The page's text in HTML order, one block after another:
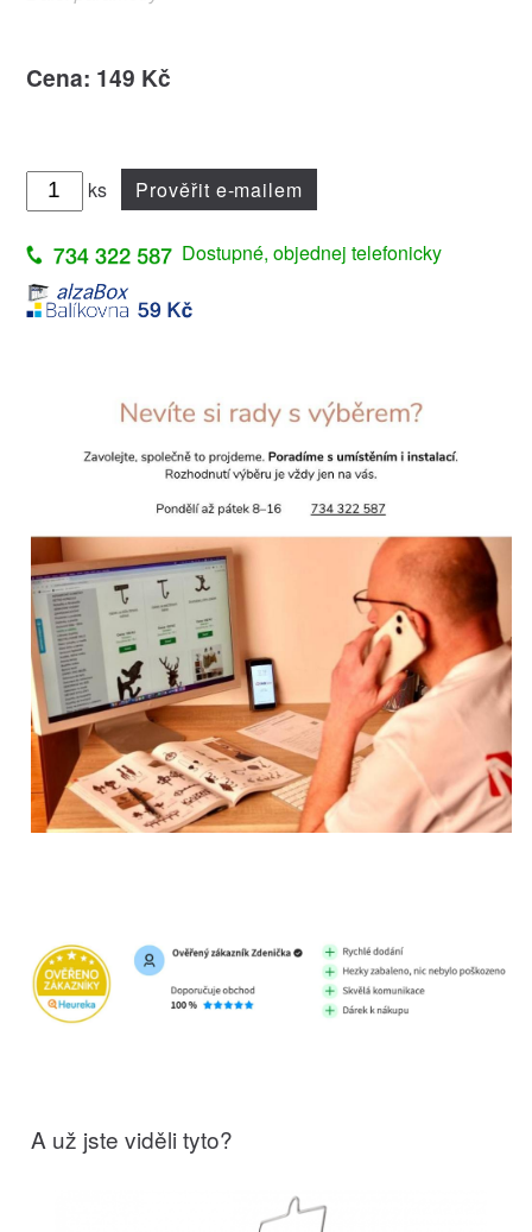
Cena: 149 Kč
ks Prověřit e-mailem
Dostupné, objednej telefonicky
A už jste viděli tyto?